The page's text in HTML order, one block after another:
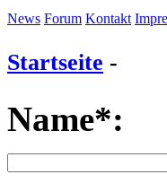
News Forum Kontakt
Startseite -
Name*: